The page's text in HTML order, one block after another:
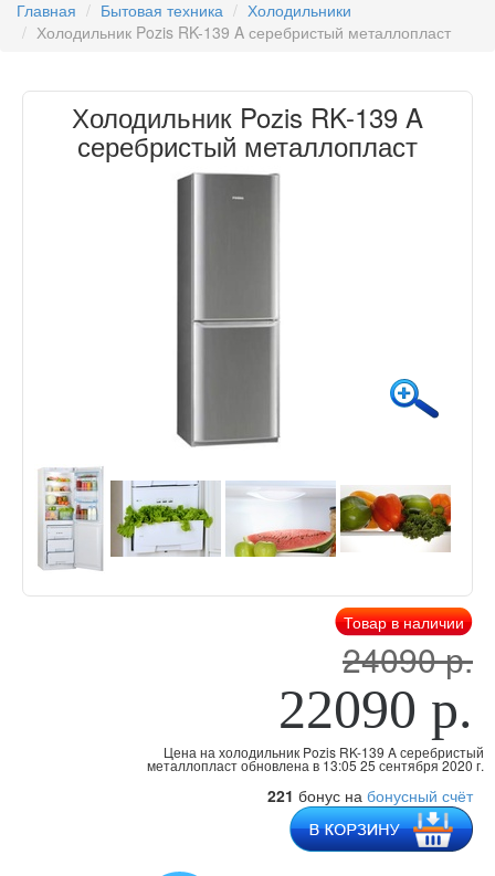
Главная Бытовая техника
Холодильники
Холодильник Pozis RK-139 A серебристый металлопласт
Холодильник Pozis RK-139 A
серебристый металлопласт
Товар в наличии
24090 р.
22090 р.
Цена на холодильник Pozis RK-139 A серебристый
металлопласт обновлена в 13:05 25 сентября 2020 г.
221 бонус на бонусный счёт